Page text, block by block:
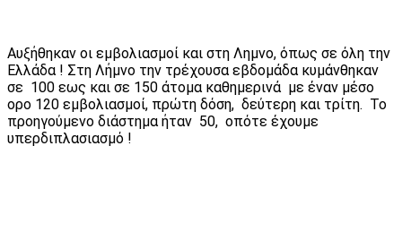
Αυξήθηκαν οι εμβολιασμοί και στη Λημνο, όπως σε όλη την
Ελλάδα ! Στη Λήμνο την τρέχουσα εβδομάδα κυμάνθηκαν
σε 100 εως και σε 150 άτομα καθημερινά με έναν μέσο
ορο 120 εμβολιασμοί, πρώτη δόση, δεύτερη και τρίτη. Το
προηγούμενο διάστημα ήταν 50, οπότε έχουμε
υπερδιπλασιασμό !